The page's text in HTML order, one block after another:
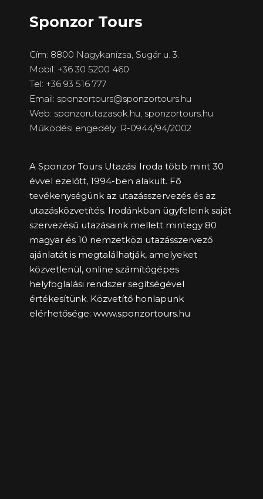
Sponzor Tours
Cím: 8800 Nagykanizsa, Sugár u. 3.
Mobil: +36 30 5200 460
Tel: +36 93 516 777
Email: sponzortours@sponzortours.hu
Web: sponzorutazasok.hu, sponzortours.hu
Működési engedély: R-0944/94/2002
A Sponzor Tours Utazási Iroda több mint 30
évvel ezelőtt, 1994-ben alakult. Fõ
tevékenységünk az utazásszervezés és az
utazásközvetítés. Irodánkban ügyfeleink saját
szervezésű utazásaink mellett mintegy 80
magyar és 10 nemzetközi utazásszervező
ajánlatát is megtalálhatják, amelyeket
közvetlenül, online számítógépes
helyfoglalási rendszer segítségével
értékesítünk. Közvetítő honlapunk
elérhetősége: www.sponzortours.hu